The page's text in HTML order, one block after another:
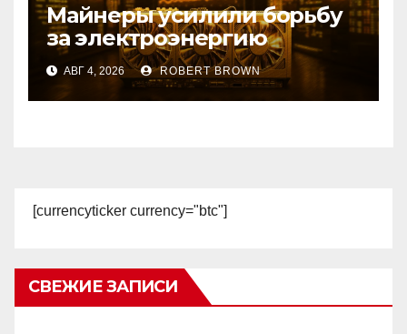
Майнеры усилили борьбу
за электроэнергию
АВГ 4, 2026 ROBERT BROWN
[currencyticker currency="btc"]
СВЕЖИЕ ЗАПИСИ